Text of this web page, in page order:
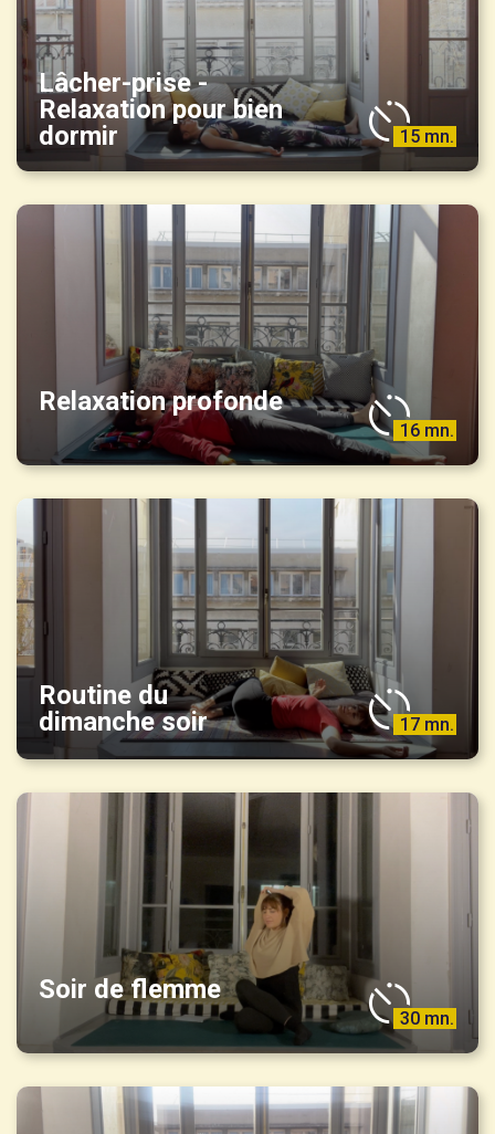
Lâcher-prise -
Relaxation pour bien
dormir
15 mn.
Relaxation profonde
16 mn.
Routine du
dimanche soir
17 mn.
Soir de flemme
30 mn.